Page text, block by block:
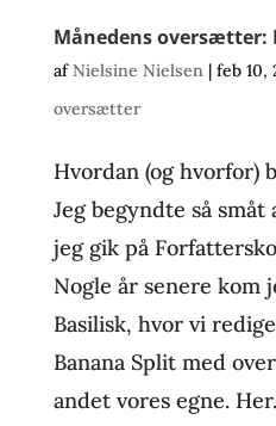
Månedens oversætter:
afNielsine Nielsen| feb 10,
oversætter
Hvordan (og hvorfor)
Jeg begyndte så
jeg gik på
Nogle år senere kom
Basilisk, hvor vi
Banana Split med
andet vores egne.